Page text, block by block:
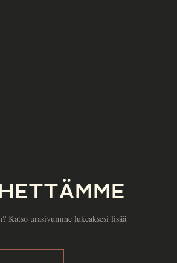
Katso urasivumme lukeaksesi lisää